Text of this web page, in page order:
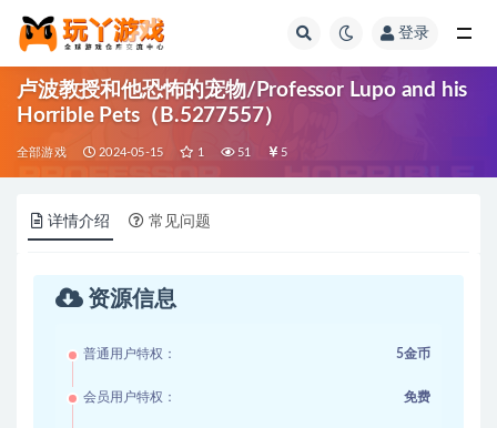
登录
卢波教授和他恐怖的宠物/Professor Lupo and his
Horrible Pets（B.5277557）
全部游戏 2024-05-15 1 51 5
详情介绍 常见问题
资源信息
普通用户特权： 5金币
会员用户特权： 免费